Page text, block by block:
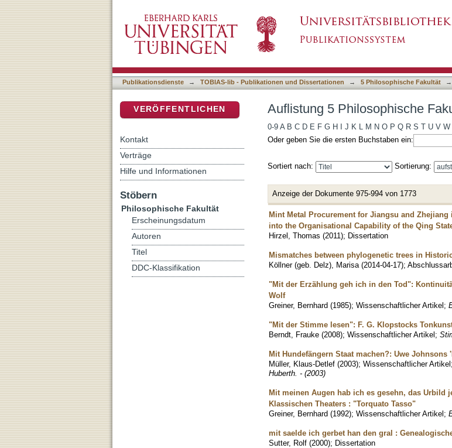
Publikationsdienste → TOBIAS-lib - Publikationen und Dissertationen → 5 Philosophische Fakultät →
Auflistung 5 Philosophische
0-9 A B C D E F G H J K L M N O P Q R S T U V W
Oder geben Sie die ersten Buchstaben ein:
Sortiert nach: Sortierung:
Anzeige der Dokumente 975-994 von 1773
Mint Metal Procurement for Jiangsu and
into the Organisational Capability of the Qing
Hirzel, Thomas (2011); Dissertation
Mismatches between phylogenetic trees in
Köllner (geb. Delz), Marisa (2014-04-17);
"Mit der Erzählung geh ich in den Tod":
Wolf
Greiner, Bernhard (1985); Wissenschaftlicher Artikel;
"Mit der Stimme lesen": F. G. Klopstocks
Berndt, Frauke (2008); Wissenschaftlicher Artikel;
Mit Hundefängern Staat machen?: Uwe Johnsons
Müller, Klaus-Detlef (2003); Wissenschaftlicher Artikel;
Huberth. - (2003)
Mit meinen Augen hab ich es gesehn, das Urbild
Klassischen Theaters : "Torquato Tasso"
Greiner, Bernhard (1992); Wissenschaftlicher Artikel;
mit saelde ich gerbet han den gral :
Sutter, Rolf (2000); Dissertation
VERÖFFENTLICHEN
Kontakt
Verträge
Hilfe und Informationen
Stöbern
Philosophische Fakultät
Erscheinungsdatum
Autoren
Titel
DDC-Klassifikation